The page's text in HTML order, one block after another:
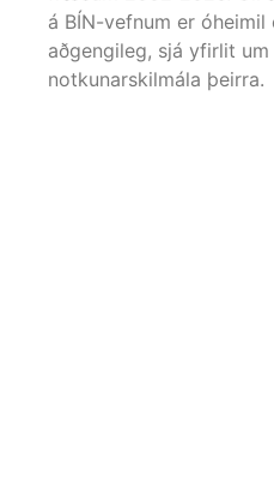
á BÍN-vefnum er
aðgengileg, sjá yfirlit
notkunarskilmála þeirra.